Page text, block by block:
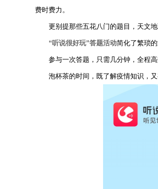
费时费力。
更别提那些五花八门的题目，天文
“听说很好玩”答题活动简化了繁琐
参与一次答题，只需几分钟，全程高
泡杯茶的时间，既了解疫情知识，